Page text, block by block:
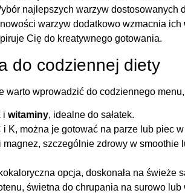
najlepszych warzyw dostosowanych
warzyw dodatkowo wzmacnia ich
Cię do kreatywnego gotowania.
do codziennej diety
warto wprowadzić do codziennego
i witaminy, idealne do sałatek.
i K, można je gotować na parze lub piec
szczególnie zdrowy w smoothie
opcja, doskonała na świeże
świetna do chrupania na surowo lub